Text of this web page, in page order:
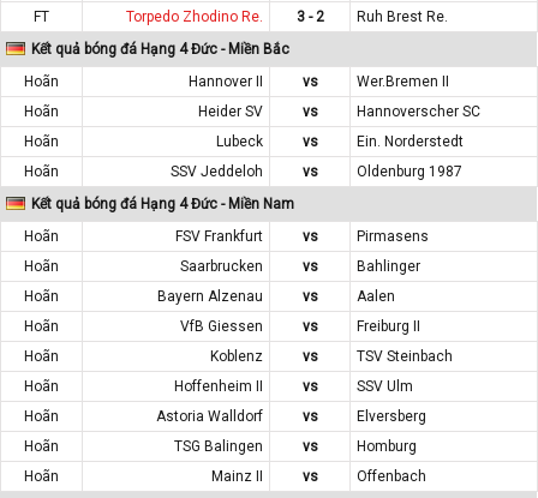
FT
Torpedo Zhodino Re. 3 - 2
Ruh Brest Re.
Kết quả bóng đá Hạng 4 Đức - Miền Bắc
Hoãn
Hannover II vs
Wer.Bremen II
Hoãn
Heider SV vs
Hannoverscher SC
Hoãn
Lubeck vs
Ein. Norderstedt
Hoãn
SSV Jeddeloh vs
Oldenburg 1987
Kết quả bóng đá Hạng 4 Đức - Miền Nam
Hoãn
FSV Frankfurt vs
Pirmasens
Hoãn
Saarbrucken vs
Bahlinger
Hoãn
Bayern Alzenau vs
Aalen
Hoãn
VfB Giessen vs
Freiburg II
Hoãn
Koblenz vs
TSV Steinbach
Hoãn
Hoffenheim II vs
SSV Ulm
Hoãn
Astoria Walldorf vs
Elversberg
Hoãn
TSG Balingen vs
Homburg
Hoãn
Mainz II vs
Offenbach